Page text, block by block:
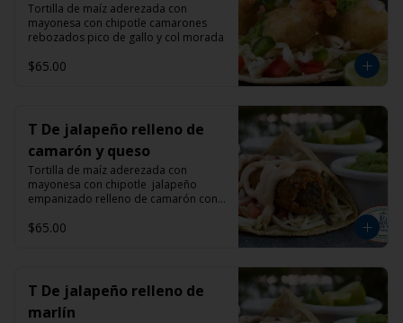
Tortilla de maíz aderezada con
mayonesa con chipotle camarones
rebozados pico de gallo y col morada
$65.00
T De jalapeño relleno de
camarón y queso
Tortilla de maíz aderezada con
mayonesa con chipotle  jalapeño
empanizado relleno de camarón con
$65.00
T De jalapeño relleno de
marlín